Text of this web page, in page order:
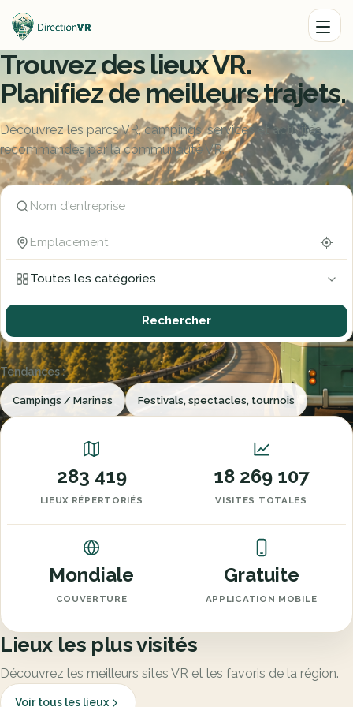
Trouvez des lieux VR.
Planifiez de meilleurs trajets.
Découvrez les parcs VR, campings, services et activités
recommandés par la communauté VR.
Nom d'entreprise
Emplacement
Toutes les catégories
Rechercher
Tendances :
Campings / Marinas Festivals, spectacles, tournois
283 419
LIEUX RÉPERTORIÉS
18 269 107
VISITES TOTALES
Mondiale
COUVERTURE
Gratuite
APPLICATION MOBILE
Lieux les plus visités
Découvrez les meilleurs sites VR et les favoris de la région.
Voir tous les lieux